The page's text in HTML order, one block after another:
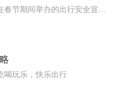
喝玩乐，快乐出行